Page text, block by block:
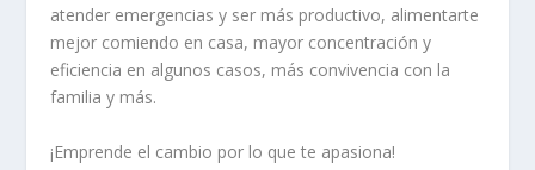
atender emergencias y ser más productivo, alimentarte
mejor comiendo en casa, mayor concentración y
eficiencia en algunos casos, más convivencia con la
familia y más.
¡Emprende el cambio por lo que te apasiona!